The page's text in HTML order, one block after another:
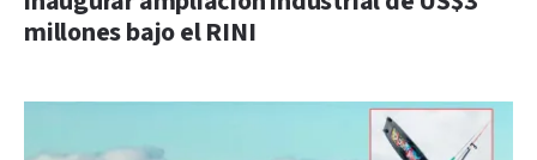
millones bajo el RINI